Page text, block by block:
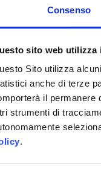
Consenso
sito web utilizza
Sito utilizza
anche di terze
il permanere
strumenti di
.
i ragazzi.